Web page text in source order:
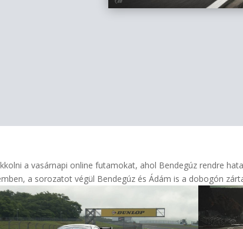
a vasárnapi online futamokat, ahol Bendegúz rendre
a sorozatot végül Bendegúz és Ádám is a dobogón